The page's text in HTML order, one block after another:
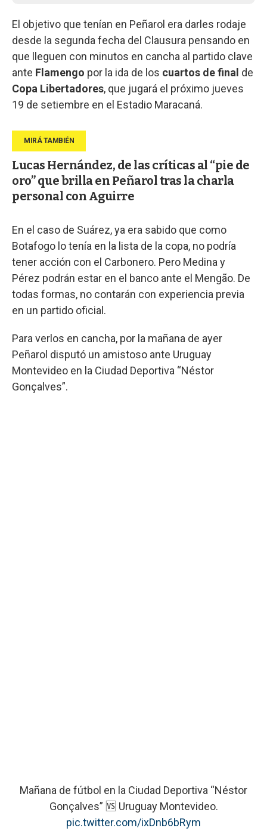
El objetivo que tenían en Peñarol era darles rodaje
desde la segunda fecha del Clausura pensando en
que lleguen con minutos en cancha al partido clave
ante Flamengo por la ida de los cuartos de final de
Copa Libertadores, que jugará el próximo jueves
19 de setiembre en el Estadio Maracaná.
Lucas Hernández, de las críticas al “pie de
oro” que brilla en Peñarol tras la charla
personal con Aguirre
En el caso de Suárez, ya era sabido que como
Botafogo lo tenía en la lista de la copa, no podría
tener acción con el Carbonero. Pero Medina y
Pérez podrán estar en el banco ante el Mengão. De
todas formas, no contarán con experiencia previa
en un partido oficial.
Para verlos en cancha, por la mañana de ayer
Peñarol disputó un amistoso ante Uruguay
Montevideo en la Ciudad Deportiva “Néstor
Gonçalves”.
Mañana de fútbol en la Ciudad Deportiva “Néstor
Gonçalves” 🆚 Uruguay Montevideo.
pic.twitter.com/ixDnb6bRym